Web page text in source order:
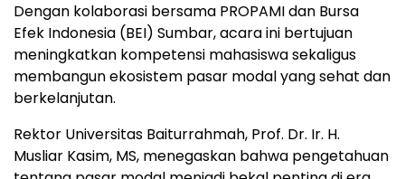
Dengan kolaborasi bersama PROPAMI dan Bursa
Efek Indonesia (BEI) Sumbar, acara ini bertujuan
meningkatkan kompetensi mahasiswa sekaligus
membangun ekosistem pasar modal yang sehat dan
berkelanjutan.
Rektor Universitas Baiturrahmah, Prof. Dr. Ir. H.
Musliar Kasim, MS, menegaskan bahwa pengetahuan